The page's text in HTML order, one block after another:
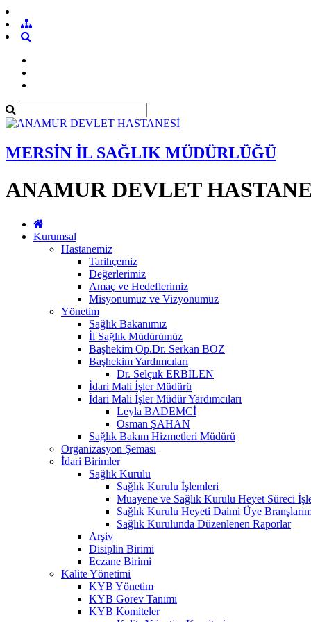
MERSİN İL SAĞLIK MÜDÜRLÜĞÜ
ANAMUR DEVLET
Kurumsal
Hastanemiz
Tarihçemiz
Değerlerimiz
Amaç ve Hedeflerimiz
Misyonumuz ve Vizyonumuz
Yönetim
Sağlık Bakanımız
İl Sağlık Müdürümüz
Başhekim Op.Dr. Serkan BOZ
Başhekim Yardımcıları
Dr. Selçuk ERBİLEN
İdari Mali İşler Müdürü
İdari Mali İşler Müdür Yardımcıları
Leyla BADEMCİ
Osman ŞAHAN
Sağlık Bakım Hizmetleri Müdürü
Organizasyon Şeması
İdari Birimler
Sağlık Kurulu
Sağlık Kurulu İşlemleri
Muayene ve Sağlık Kurulu Heyet Süreci
Sağlık Kurulu Heyeti Daimi Üye
Sağlık Kurulunda Düzenlenen Raporlar
Arşiv
Disiplin Birimi
Eczane Birimi
Kalite Yönetimi
KYB Yönetim
KYB Görev Tanımı
KYB Komiteler